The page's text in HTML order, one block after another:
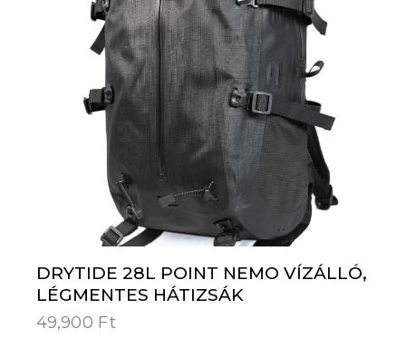
DRYTIDE 28L POINT NEMO VÍZÁLLÓ,
LÉGMENTES HÁTIZSÁK
49,900 Ft